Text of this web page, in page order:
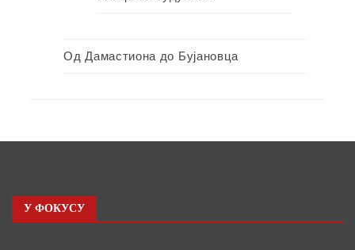
Од Дамастиона до Бујановца
У ФОКУСУ